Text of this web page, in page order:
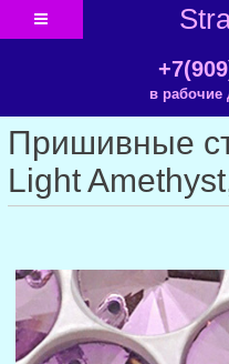
в рабочие
Пришивные
Light